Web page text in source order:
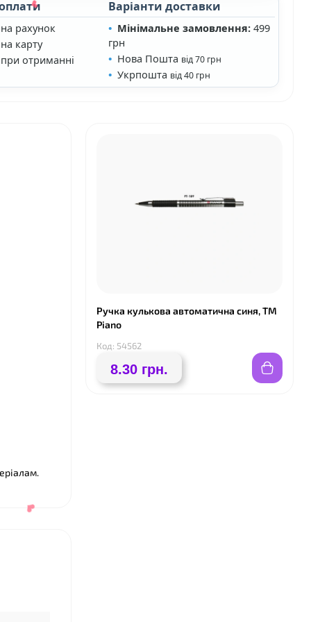
рахунок
карту
отриманні
Варіанти доставки
Мінімальне замовлення:499
грн
Нова Пошта від 70 грн
Укрпошта від 40 грн
Ручка кулькова автоматична синя, ТМ
Piano
Код: 54562
8.30 грн.